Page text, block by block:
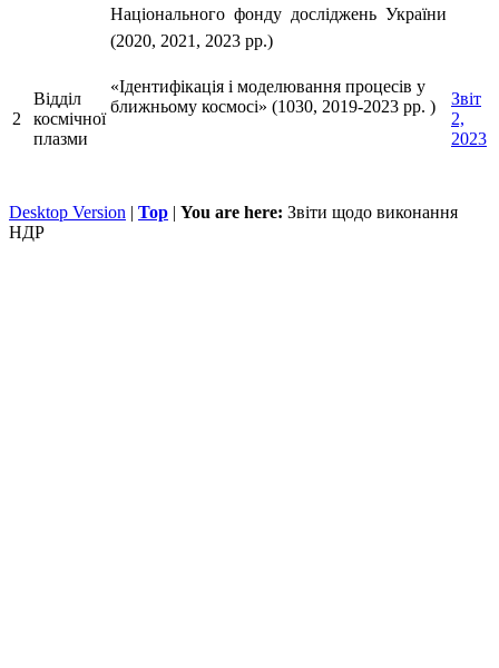
Національного фонду досліджень України
(2020, 2021, 2023 рр.)
2
Відділ
космічної
плазми
«Ідентифікація і моделювання процесів у
ближньому космосі» (1030, 2019-2023 рр. )
Звіт
2,
2023
Desktop Version | Top | You are here: Звіти щодо виконання
НДР